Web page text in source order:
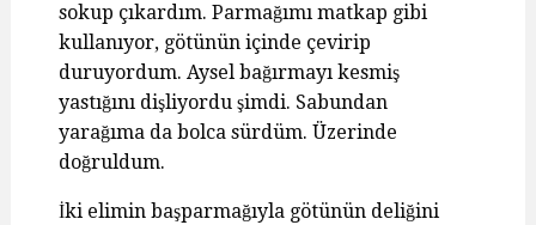
sokup çıkardım. Parmağımı matkap gibi
kullanıyor, götünün içinde çevirip
duruyordum. Aysel bağırmayı kesmiş
yastığını dişliyordu şimdi. Sabundan
yarağıma da bolca sürdüm. Üzerinde
doğruldum.
İki elimin başparmağıyla götünün deliğini